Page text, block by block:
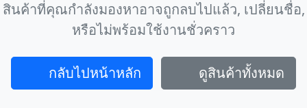
สินค้าที่คุณกำลังมองหาอาจถูกลบไปแล้ว, เปลี่ยนชื่อ,
หรือไม่พร้อมใช้งานชั่วคราว
กลับไปหน้าหลัก ดูสินค้าทั้งหมด